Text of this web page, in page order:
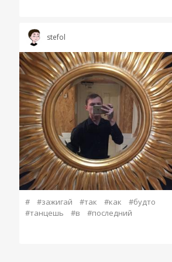
stefol
# #зажигай #так #как
#будто
#танцешь
#в #последний